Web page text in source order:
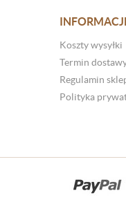
Koszty wysyłki
Termin
Regulamin
Polityka